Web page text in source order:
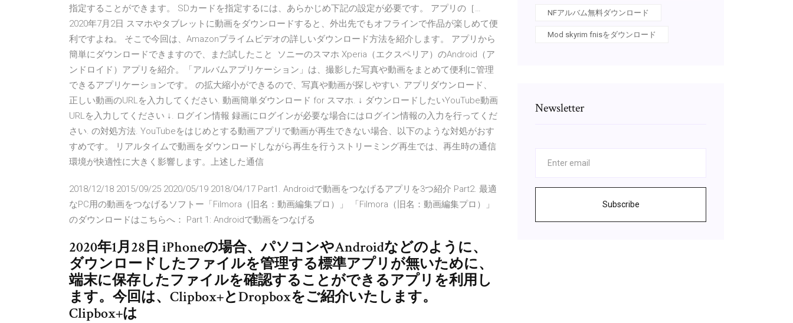
指定することができます。 SDカードを指定するには、あらかじめ下記の設定が必要です。 アプリの［…
2020年7月2日 スマホやタブレットに動画をダウンロードすると、外出先でもオフラインで作品が楽しめて便
利ですよね。 そこで今回は、Amazonプライムビデオの詳しいダウンロード方法を紹介します。 アプリから
簡単にダウンロードできますので、まだ試したこと ソニーのスマホ Xperia（エクスペリア）のAndroid（ア
ンドロイド）アプリを紹介。「アルバムアプリケーション」は、撮影した写真や動画をまとめて便利に管理
できるアプリケーションです。 の拡大縮小ができるので、写真や動画が探しやすい. アプリダウンロード、
正しい動画のURLを入力してください. 動画簡単ダウンロード for スマホ. ↓ ダウンロードしたいYouTube動画
URLを入力してください ↓. ログイン情報 録画にログインが必要な場合にはログイン情報の入力を行ってくだ
さい. の対処方法. YouTubeをはじめとする動画アプリで動画が再生できない場合、以下のような対処がおす
すめです。 リアルタイムで動画をダウンロードしながら再生を行うストリーミング再生では、再生時の通信
環境が快適性に大きく影響します。上述した通信
2018/12/18 2015/09/25 2020/05/19 2018/04/17 Part1. Androidで動画をつなげるアプリを3つ紹介 Part2. 最適
なPC用の動画をつなげるソフトー「Filmora（旧名：動画編集プロ）」 「Filmora（旧名：動画編集プロ）」
のダウンロードはこちらへ： Part 1: Androidで動画をつなげる
2020年1月28日 iPhoneの場合、パソコンやAndroidなどのように、
ダウンロードしたファイルを管理する標準アプリが無いために、
端末に保存したファイルを確認することができるアプリを利用し
ます。今回は、Clipbox+とDropboxをご紹介いたします。
Clipbox+は
NFアルバム無料ダウンロード
Mod skyrim fnisをダウンロード
Newsletter
Subscribe